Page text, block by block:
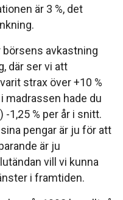
är 3 %, det
avkastning
där ser vi att
strax över +10 %
madrassen hade du
1,25 % per år i snitt.
pengar är ju för att
är ju
vill vi kunna
i framtiden.